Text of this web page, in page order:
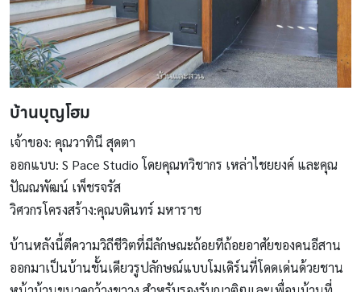
บ้านบุญโฮม
เจ้าของ: คุณวาทินี สุดตา
ออกแบบ: S Pace Studio โดยคุณทวิชากร เหล่าไชยยงค์ และคุณ
ปัณณพัฒน์ เพ็ชรจรัส
วิศวกรโครงสร้าง:คุณบดินทร์ มหาราช
บ้านหลังนี้ตีความวิถีชีวิตที่มีลักษณะถ้อยทีถ้อยอาศัยของคนอีสาน
ออกมาเป็นบ้านชั้นเดียวรูปลักษณ์แบบโมเดิร์นที่โดดเด่นด้วยชาน